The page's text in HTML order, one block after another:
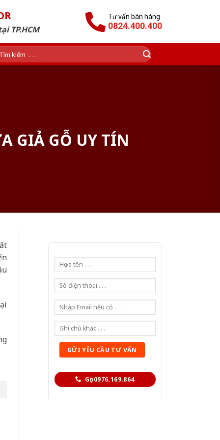
TP.HCM
Tư vấn bán hàng
0824.400.400
GIẢ GỖ UY TÍN
Gọi 0976.169.864